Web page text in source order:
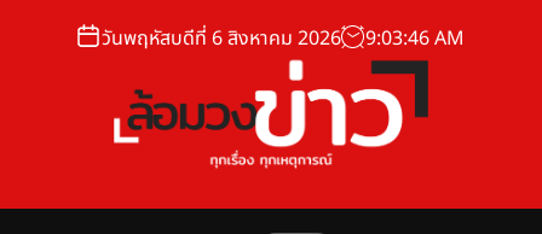
วันพฤหัสบดีที่ 6 สิงหาคม 2026 9:03:47AM
อ